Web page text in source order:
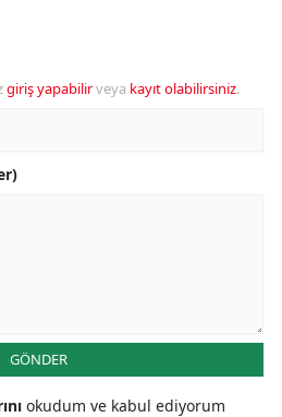
giriş yapabilirveya kayıt olabilirsiniz.
GÖNDER
okudum ve kabul ediyorum